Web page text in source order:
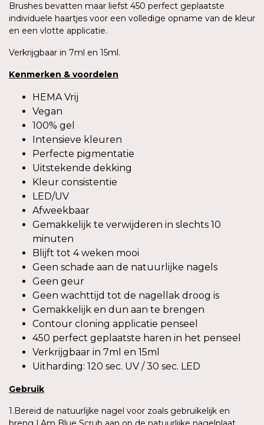
Brushes bevatten maar liefst 450 perfect geplaatste
individuele haartjes voor een volledige opname van de kleur
en een vlotte applicatie.
Verkrijgbaar in 7ml en 15ml.
Kenmerken & voordelen
HEMA Vrij
Vegan
100% gel
Intensieve kleuren
Perfecte pigmentatie
Uitstekende dekking
Kleur consistentie
LED/UV
Afweekbaar
Gemakkelijk te verwijderen in slechts 10
minuten
Blijft tot 4 weken mooi
Geen schade aan de natuurlijke nagels
Geen geur
Geen wachttijd tot de nagellak droog is
Gemakkelijk en dun aan te brengen
Contour cloning applicatie penseel
450 perfect geplaatste haren in het penseel
Verkrijgbaar in 7ml en 15ml
Uitharding: 120 sec. UV / 30 sec. LED
Gebruik
1.Bereid de natuurlijke nagel voor zoals gebruikelijk en